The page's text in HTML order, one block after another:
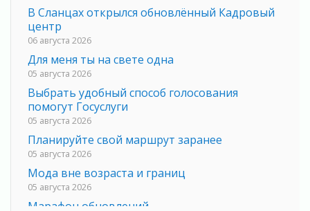
В Сланцах открылся обновлённый Кадровый
центр
06 августа 2026
Для меня ты на свете одна
05 августа 2026
Выбрать удобный способ голосования
помогут Госуслуги
05 августа 2026
Планируйте свой маршрут заранее
05 августа 2026
Мода вне возраста и границ
05 августа 2026
Марафон обновлений